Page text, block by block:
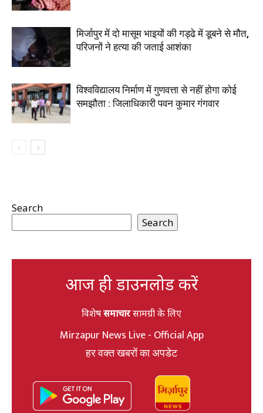
मिर्जापुर में दो मासूम भाइयों की गड्ढे में डूबने से मौत,
परिजनों ने हत्या की जताई आशंका
विश्वविद्यालय निर्माण में गुणवत्ता से नहीं होगा कोई
समझौता : जिलाधिकारी पवन कुमार गंगवार
Search
Search
आज ही डाउनलोड करें
विशेषसमाचारसामग्री के लिए
Mirzapur News Live - Official App
हर वक्त खबरों का अपडेट